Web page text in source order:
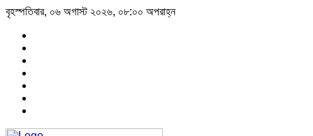
বৃহস্পতিবার, ০৬ অগাস্ট ২০২৬, ০৮:০০ অপরাহ্ন